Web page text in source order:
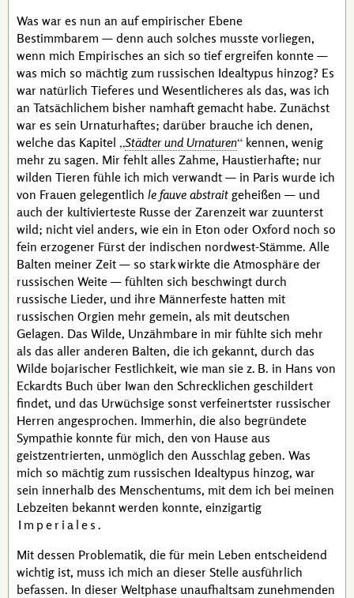
Was war es nun an auf empirischer Ebene
Bestimmbarem — denn auch solches musste vorliegen,
wenn mich Empirisches an sich so tief ergreifen konnte —
was mich so mächtig zum russischen Idealtypus hinzog? Es
war natürlich Tieferes und Wesentlicheres als das, was ich
an Tatsächlichem bisher namhaft gemacht habe. Zunächst
war es sein Urnaturhaftes; darüber brauche ich denen,
welche das Kapitel Städter und Urnaturen kennen, wenig
mehr zu sagen. Mir fehlt alles Zahme, Haustierhafte; nur
wilden Tieren fühle ich mich verwandt — in Paris wurde ich
von Frauen gelegentlich le fauve abstrait geheißen — und
auch der kultivierteste Russe der Zarenzeit war zuunterst
wild; nicht viel anders, wie ein in Eton oder Oxford noch so
fein erzogener Fürst der indischen nordwest-Stämme. Alle
Balten meiner Zeit — so stark wirkte die Atmosphäre der
russischen Weite — fühlten sich beschwingt durch
russische Lieder, und ihre Männerfeste hatten mit
russischen Orgien mehr gemein, als mit deutschen
Gelagen. Das Wilde, Unzähmbare in mir fühlte sich mehr
als das aller anderen Balten, die ich gekannt, durch das
Wilde bojarischer Festlichkeit, wie man sie z. B. in Hans von
Eckardts Buch über Iwan den Schrecklichen geschildert
findet, und das Urwüchsige sonst verfeinertster russischer
Herren angesprochen. Immerhin, die also begründete
Sympathie konnte für mich, den von Hause aus
geistzentrierten, unmöglich den Ausschlag geben. Was
mich so mächtig zum russischen Idealtypus hinzog, war
sein innerhalb des Menschentums, mit dem ich bei meinen
Lebzeiten bekannt werden konnte, einzigartig
Imperiales .
Mit dessen Problematik, die für mein Leben entscheidend
wichtig ist, muss ich mich an dieser Stelle ausführlich
befassen. In dieser Weltphase unaufhaltsam zunehmenden